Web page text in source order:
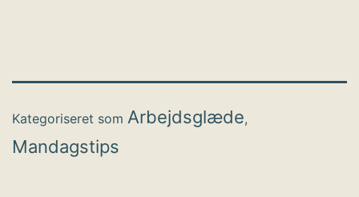
Kategoriseret som Arbejdsglæde,
Mandagstips